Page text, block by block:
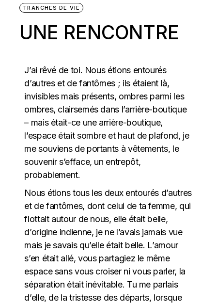
TRANCHES DE VIE
UNE RENCONTRE
J’ai rêvé de toi. Nous étions entourés
d’autres et de fantômes ; ils étaient là,
invisibles mais présents, ombres parmi les
ombres, clairsemés dans l’arrière-boutique
– mais était-ce une arrière-boutique,
l’espace était sombre et haut de plafond, je
me souviens de portants à vêtements, le
souvenir s’efface, un entrepôt,
probablement.
Nous étions tous les deux entourés d’autres
et de fantômes, dont celui de ta femme, qui
flottait autour de nous, elle était belle,
d’origine indienne, je ne l’avais jamais vue
mais je savais qu’elle était belle. L’amour
s’en était allé, vous partagiez le même
espace sans vous croiser ni vous parler, la
séparation était inévitable. Tu me parlais
d’elle, de la tristesse des départs, lorsque